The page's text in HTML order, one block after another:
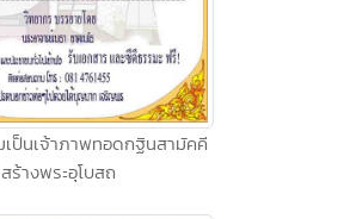
ป็นเจ้าภาพทอดกฐินสามัคคี
สร้างพระอุโบสถ